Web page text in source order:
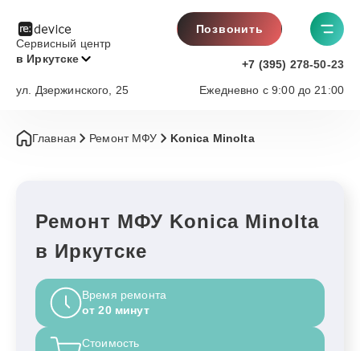
Сервисный центр
в Иркутске
Позвонить
+7 (395) 278-50-23
Ежедневно с 9:00 до 21:00
ул. Дзержинского, 25
Главная Ремонт МФУ Konica Minolta
Ремонт МФУ Konica Minolta
в Иркутске
Время ремонта
от 20 минут
Стоимость